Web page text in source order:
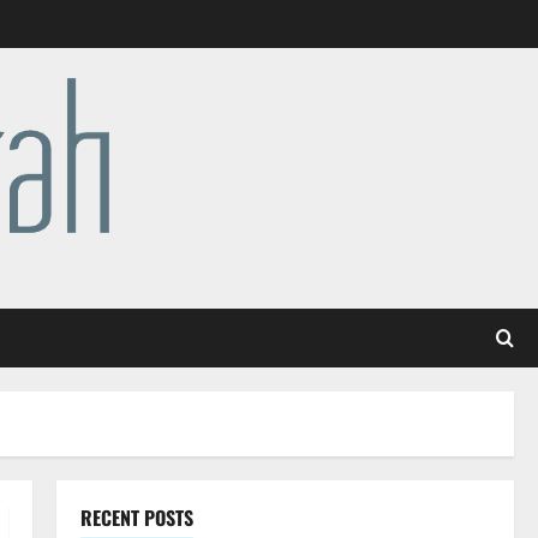
RECENT POSTS